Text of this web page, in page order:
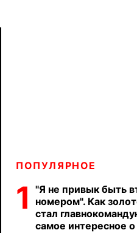
ПОПУЛЯРНОЕ
1
"Я не привык быть
номером". Как
стал
самое интересное